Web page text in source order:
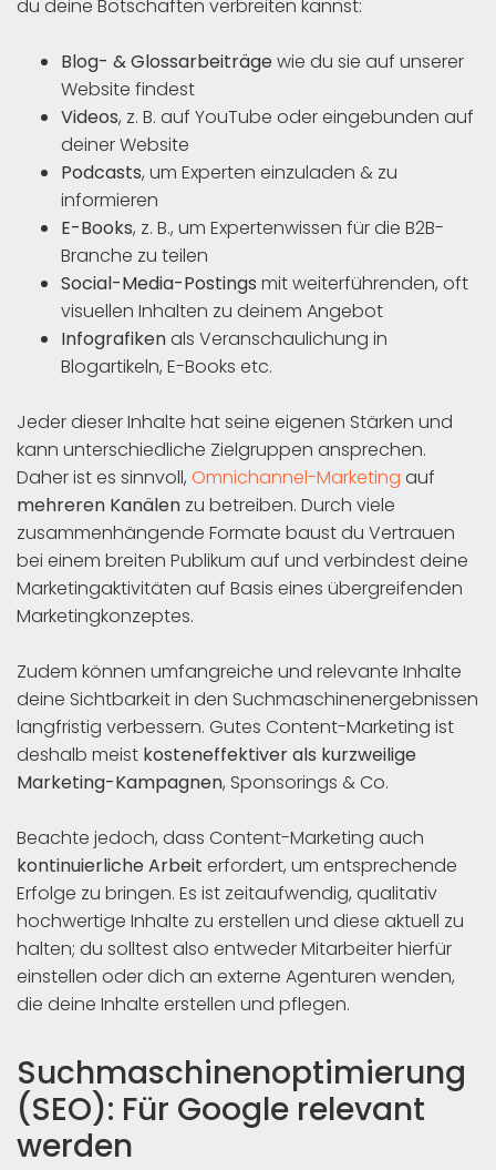
du deine Botschaften verbreiten kannst:
Blog- & Glossarbeiträgewie du sie auf unserer
Website findest
Videos, z. B. auf YouTube oder eingebunden auf
deiner Website
Podcasts, um Experten einzuladen & zu
informieren
E-Books, z. B., um Expertenwissen für die B2B-
Branche zu teilen
Social-Media-Postings mit weiterführenden, oft
visuellen Inhalten zu deinem Angebot
Infografikenals Veranschaulichung in
Blogartikeln, E-Books etc.
Jeder dieser Inhalte hat seine eigenen Stärken und
kann unterschiedliche Zielgruppen ansprechen.
Daher ist es sinnvoll, Omnichannel-Marketing auf
mehreren Kanälen zu betreiben. Durch viele
zusammenhängende Formate baust du Vertrauen
bei einem breiten Publikum auf und verbindest deine
Marketingaktivitäten auf Basis eines übergreifenden
Marketingkonzeptes.
Zudem können umfangreiche und relevante Inhalte
deine Sichtbarkeit in den Suchmaschinenergebnissen
langfristig verbessern. Gutes Content-Marketing ist
deshalb meist kosteneffektiver als kurzweilige
Marketing-Kampagnen, Sponsorings & Co.
Beachte jedoch, dass Content-Marketing auch
kontinuierliche Arbeit erfordert, um entsprechende
Erfolge zu bringen. Es ist zeitaufwendig, qualitativ
hochwertige Inhalte zu erstellen und diese aktuell zu
halten; du solltest also entweder Mitarbeiter hierfür
einstellen oder dich an externe Agenturen wenden,
die deine Inhalte erstellen und pflegen.
Suchmaschinenoptimierung
(SEO): Für Google relevant
werden